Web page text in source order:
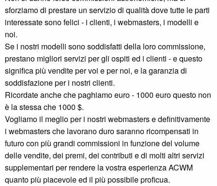
sforziamo di prestare un servizio di qualità dove tutte le parti
interessate sono felici - i clienti, i webmasters, i modelli e
noi.
Se i nostri modelli sono soddisfatti della loro commissione,
prestano migliori servizi per gli ospiti ed i clienti - e questo
significa più vendite per voi e per noi, e la garanzia di
soddisfazione per i nostri clienti.
Ricordate anche che paghiamo euro - 1000 euro questo non
è la stessa che 1000 $.
Vogliamo il meglio per i nostri webmasters e definitivamente
i webmasters che lavorano duro saranno ricompensati in
futuro con più grandi commissioni in funzione del volume
delle vendite, dei premi, dei contributi e di molti altri servizi
supplementari per rendere la vostra esperienza ACWM
quanto più piacevole ed il più possibile proficua.